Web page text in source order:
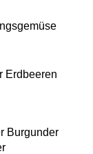
Erdbeeren
Burgunder